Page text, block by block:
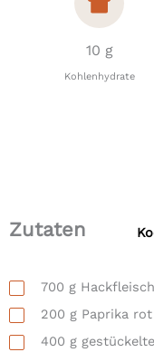
10 g
Kohlenhydrate
Zutaten
700 g
200 g Paprika rot
400 g